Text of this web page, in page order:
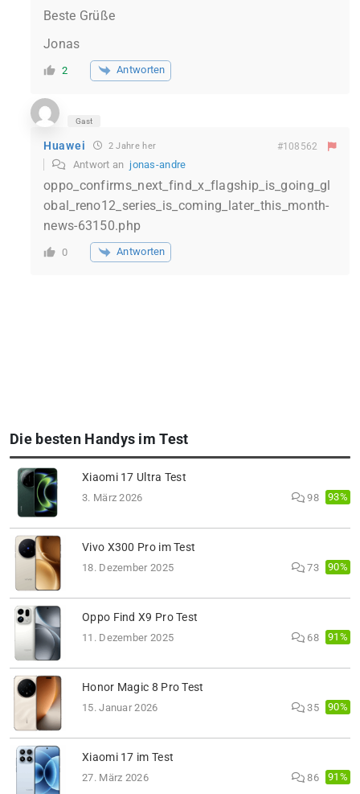
Beste Grüße
Jonas
2 Antworten
Gast
Huawei 2 Jahre her #108562
Antwort an jonas-andre
oppo_confirms_next_find_x_flagship_is_going_gl
obal_reno12_series_is_coming_later_this_month-
news-63150.php
0 Antworten
Die besten Handys im Test
Xiaomi 17 Ultra Test
3. März 2026 98 93%
Vivo X300 Pro im Test
18. Dezember 2025 73 90%
Oppo Find X9 Pro Test
11. Dezember 2025 68 91%
Honor Magic 8 Pro Test
15. Januar 2026 35 90%
Xiaomi 17 im Test
27. März 2026 86 91%